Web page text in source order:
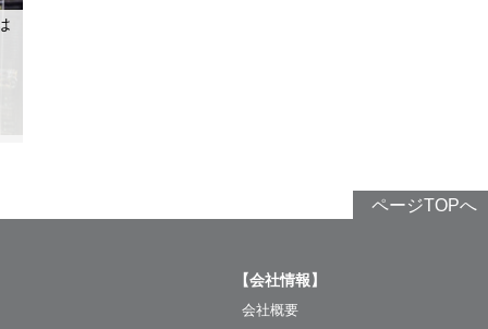
ページTOPへ
【会社情報】
会社概要